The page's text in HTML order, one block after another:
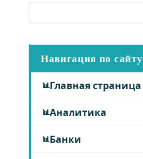
Навигация по сайту
Главная страница
Аналитика
Банки